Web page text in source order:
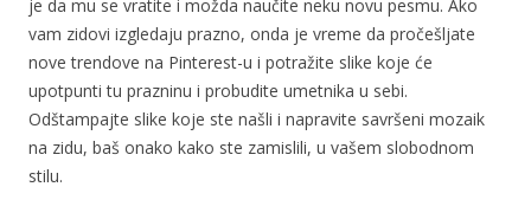
je da mu se vratite i možda naučite neku novu pesmu. Ako
vam zidovi izgledaju prazno, onda je vreme da pročešljate
nove trendove na Pinterest-u i potražite slike koje će
upotpunti tu prazninu i probudite umetnika u sebi.
Odštampajte slike koje ste našli i napravite savršeni mozaik
na zidu, baš onako kako ste zamislili, u vašem slobodnom
stilu.